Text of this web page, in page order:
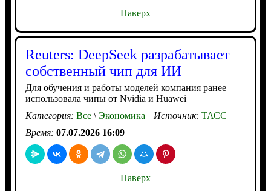
Наверх
Reuters: DeepSeek разрабатывает
собственный чип для ИИ
Для обучения и работы моделей компания ранее
использовала чипы от Nvidia и Huawei
Категория: Все\Экономика Источник: ТАСС
Время: 07.07.2026 16:09
Наверх